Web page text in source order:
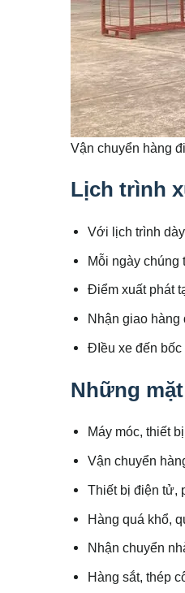
Vận chuyển hàng
Lịch trình
Với lịch trình
Mỗi ngày chúng
Điểm xuất phát
Nhận giao hàng
ĐIều xe đến
Những
Máy móc, thiết
Vận chuyển
Thiết bị điện tử,
Hàng quá khổ,
Nhận chuyển
Hàng sắt, thép